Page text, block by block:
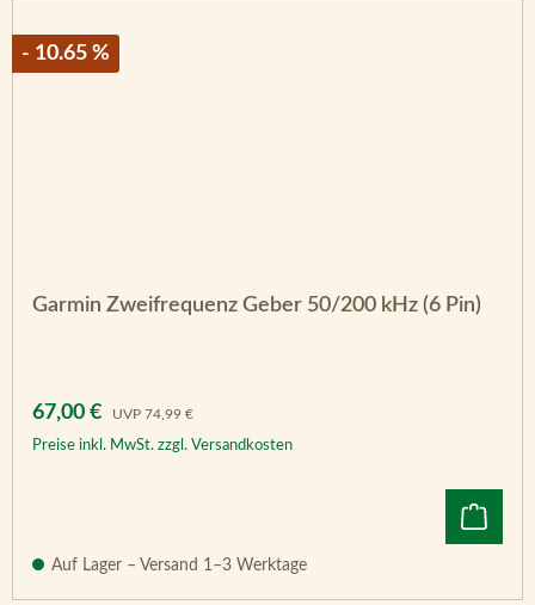
- 10.65 %
Garmin Zweifrequenz Geber 50/200 kHz (6 Pin)
Verkaufspreis:
67,00 € UVP Regulärer Preis:
74,99 €
Preise inkl. MwSt. zzgl. Versandkosten
Auf Lager – Versand 1–3 Werktage